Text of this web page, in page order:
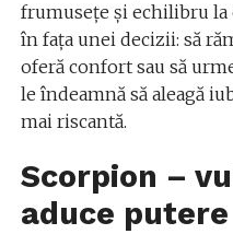
frumusețe și echilibru la
în fața unei decizii: să
oferă confort sau să
le îndeamnă să aleagă
mai riscantă.
Scorpion –
aduce putere